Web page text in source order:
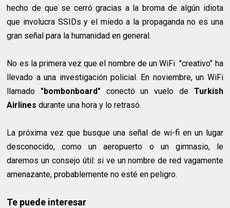
hecho de que se cerró gracias a la broma de algún idiota
que involucra SSIDs y el miedo a la propaganda no es una
gran señal para la humanidad en general.
No es la primera vez que el nombre de un WiFi "creativo" ha
llevado a una investigación policial. En noviembre, un WiFi
llamado "bombonboard" conectó un vuelo de Turkish
Airlines durante una hora y lo retrasó.
La próxima vez que busque una señal de wi-fi en un lugar
desconocido, como un aeropuerto o un gimnasio, le
daremos un consejo útil: si ve un nombre de red vagamente
amenazante, probablemente no esté en peligro.
Te puede interesar